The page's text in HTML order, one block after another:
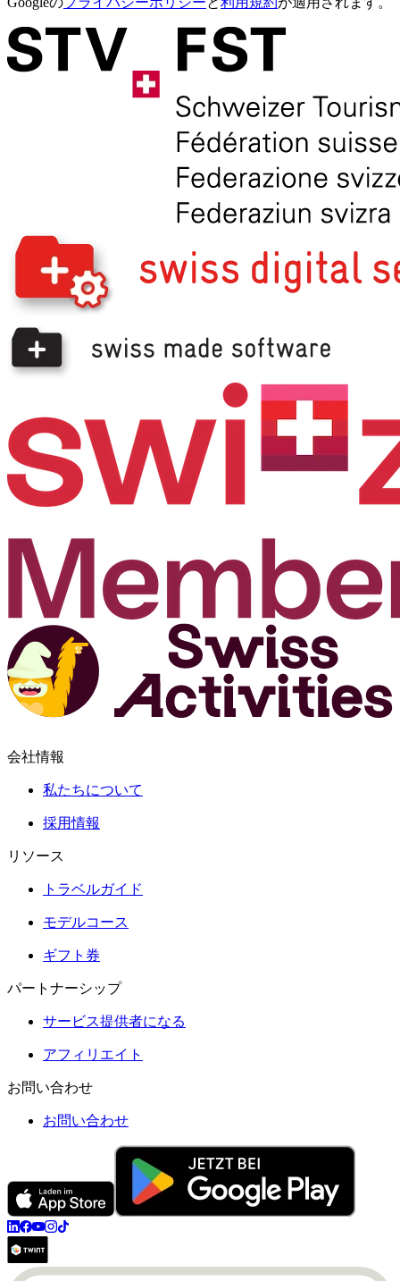
会社情報
私たちについて
採用情報
リソース
トラベルガイド
モデルコース
ギフト券
パートナーシップ
サービス提供者になる
アフィリエイト
お問い合わせ
お問い合わせ